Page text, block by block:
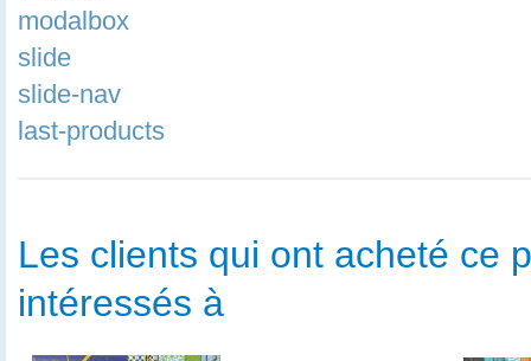
modalbox
slide
slide-nav
last-products
Les clients qui ont acheté ce
intéressés à